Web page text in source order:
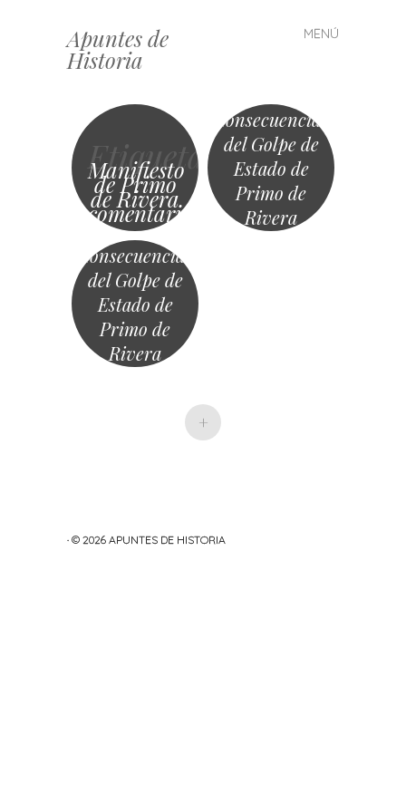
Apuntes de
Historia
MENÚ
Saltar
al
Etiqueta
Manifiesto
de Primo
de Rivera
comentario
Consecuencias
del Golpe de
Estado de
Primo de
Rivera
Consecuencias
del Golpe de
Estado de
Primo de
Rivera
+
· © 2026 APUNTES DE HISTORIA